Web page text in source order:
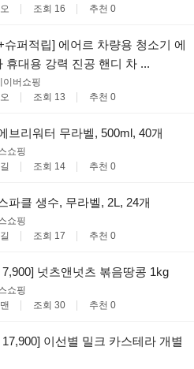
조회 16 추천 0
슈퍼적립] 에어르 차량용 청소기 에
휴대용 강력 진공 핸디 차 ...
이버쇼핑
조회 13 추천 0
브리워터 무라벨, 500ml, 40개
쇼핑
조회 14 추천 0
파클 생수, 무라벨, 2L, 24개
쇼핑
조회 17 추천 0
7,900] 넛츠앤넛츠 볶음땅콩 1kg
쇼핑
조회 30 추천 0
17,900] 이선별 밀크 카스테라 개별